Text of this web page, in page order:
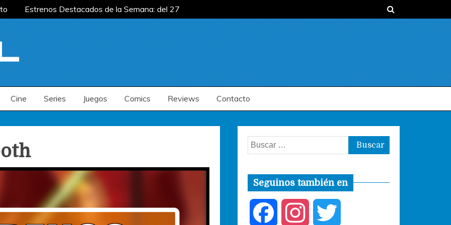
Estrenos Destacados de la Semana: del 27
Cine Series Juegos Comics Reviews Contacto
Buscar:
Seguinos también en